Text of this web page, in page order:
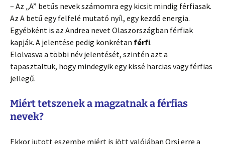
– Az „A” betűs nevek számomra egy kicsit mindig férfiasak.
Az A betű egy felfelé mutató nyíl, egy kezdő energia.
Egyébként is az Andrea nevet Olaszországban férfiak
kapják. A jelentése pedig konkrétan férfi.
Elolvasva a többi név jelentését, szintén azt a
tapasztaltuk, hogy mindegyik egy kissé harcias vagy férfias
jellegű.
Miért tetszenek a magzatnak a férfias
nevek?
Ekkor jutott eszembe miért is jött valójában Orsi erre a